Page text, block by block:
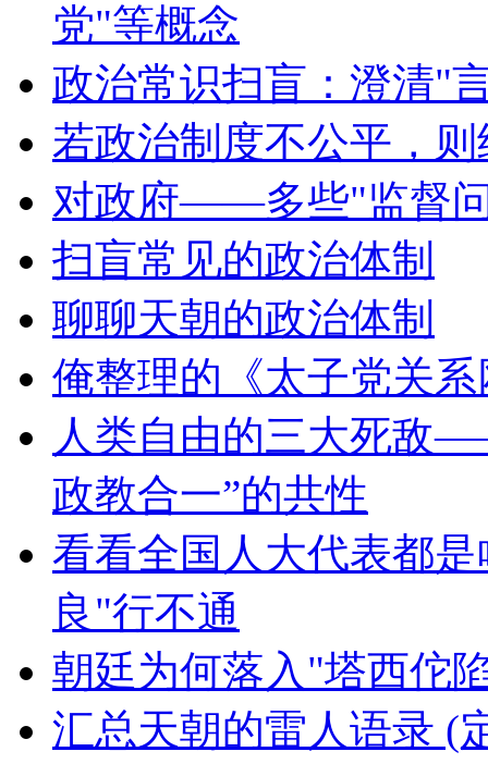
党"等概念
政治常识扫盲：澄清"
若政治制度不公平，
对政府——多些"监督
扫盲常见的政治体制
聊聊天朝的政治体制
俺整理的《太子党关
人类自由的三大死敌
政教合一”的共性
看看全国人大代表都
良"行不通
朝廷为何落入"塔西佗
汇总天朝的雷人语录 (